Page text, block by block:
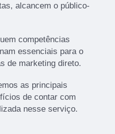
alcancem o público-
competências
essenciais para o
de marketing direto.
as principais
de contar com
nesse serviço.